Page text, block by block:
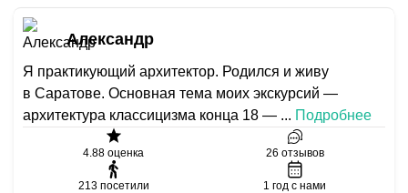
Александр
Я практикующий архитектор. Родился и живу
в Саратове. Основная тема моих экскурсий —
архитектура классицизма конца 18 — ... Подробнее
4.88 оценка 26 отзывов
213 посетили 1 год с нами